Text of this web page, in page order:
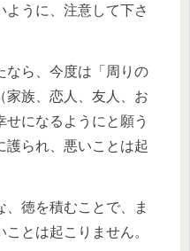
ように、注意して下さ
なら、今度は「周りの
家族、恋人、友人、お
になるようにと願う
護られ、悪いことは起
徳を積むことで、ま
とは起こりません。